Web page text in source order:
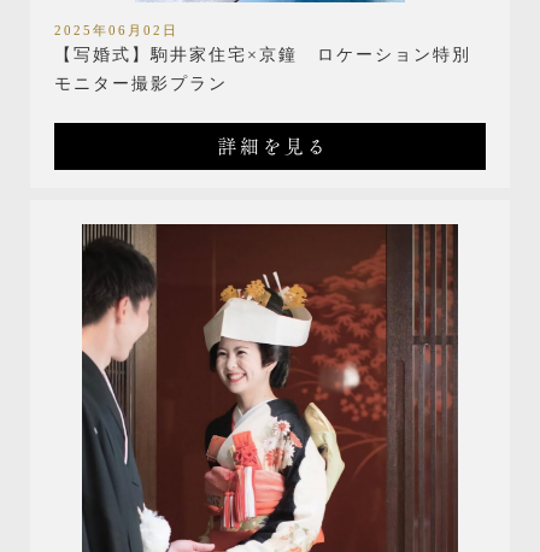
2025年06月02日
【写婚式】駒井家住宅×京鐘 ロケーション特別
モニター撮影プラン